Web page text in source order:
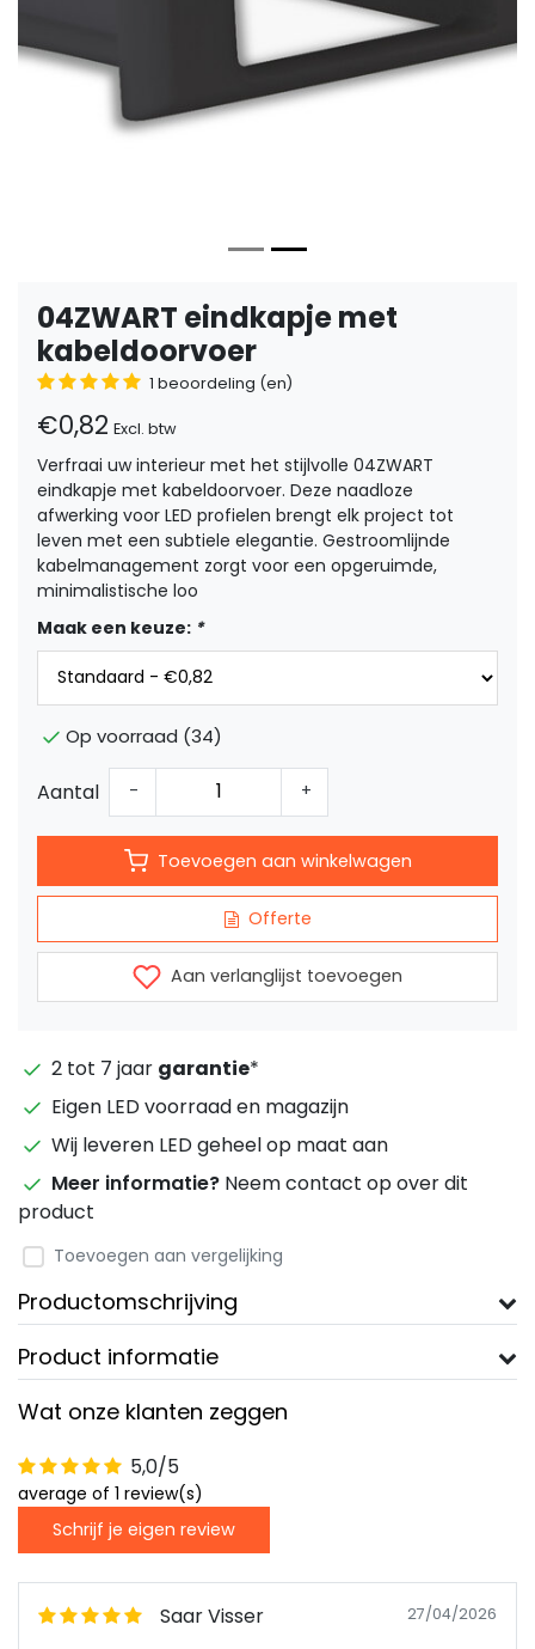
04ZWART eindkapje met
kabeldoorvoer
1 beoordeling (en)
€0,82 Excl. btw
Verfraai uw interieur met het stijlvolle 04ZWART
eindkapje met kabeldoorvoer. Deze naadloze
afwerking voor LED profielen brengt elk project tot
leven met een subtiele elegantie. Gestroomlijnde
kabelmanagement zorgt voor een opgeruimde,
minimalistische loo
Maak een keuze: *
Op voorraad (34)
Aantal - +
Toevoegen aan winkelwagen
Offerte
Aan verlanglijst toevoegen
2 tot 7 jaar garantie*
Eigen LED voorraad en magazijn
Wij leveren LED geheel op maat aan
Meer informatie? Neem contact op over dit
product
Toevoegen aan vergelijking
Productomschrijving
Product informatie
Wat onze klanten zeggen
5,0/5
average of 1 review(s)
Schrijf je eigen review
Saar Visser 27/04/2026